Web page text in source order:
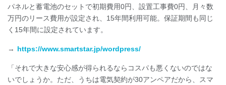
パネルと蓄電池のセットで初期費用0円、設置工事費0円、月々数
万円のリース費用が設定され、15年間利用可能。保証期間も同じ
く15年間に設定されています。
→ https://www.smartstar.jp/wordpress/
「それで大きな安心感が得られるならコスパも悪くないのではな
いでしょうか。ただ、うちは電気契約が30アンペアだから、スマ